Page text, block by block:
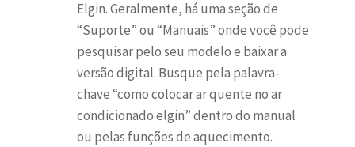
Elgin. Geralmente, há uma seção de
“Suporte” ou “Manuais” onde você pode
pesquisar pelo seu modelo e baixar a
versão digital. Busque pela palavra-
chave “como colocar ar quente no ar
condicionado elgin” dentro do manual
ou pelas funções de aquecimento.